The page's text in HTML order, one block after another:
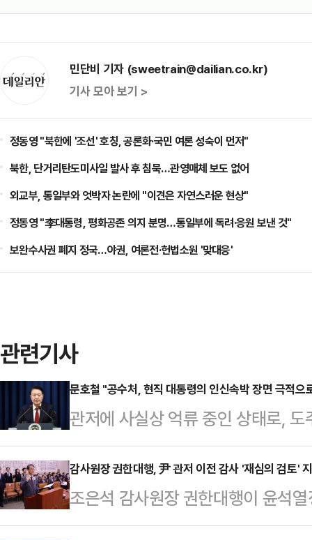
민단비 기자 (sweetrain@dailian.co.kr)
기사 모아 보기 >
정동영 "북한에 '조선' 호칭, 공론화·국민 여론 성숙이 먼저"
북한, 단거리탄도미사일 발사 후 침묵…관영매체 보도 없어
외교부, 통일부와 엇박자 논란에 "이견은 자연스러운 현상"
정동영 "李대통령, 평화공존 의지 분명…통일부에 독려·응원 보낸 것"
보완수사권 폐지 정국…야권, 여론전·헌법소원 '맞대응'
관련기사
문호철 "공수처, 현직 대통령의 인신속박 장면 극적으
관저에 사실상 억류 중인 상태로,
작전에 준하는 체포 작전을 전개하
‘소환 조사를 위해 단기간 인신을
사람은 누구든 인권을 존중 받을 권
것이다.이는 현직 대통령에 대해서
감사원장 권한대행, 尹 관저 이전 감사 '재심의 검토'
조은석 감사원장 권한대행이 윤석
대해 '재심의 검토'를 사무처에 지